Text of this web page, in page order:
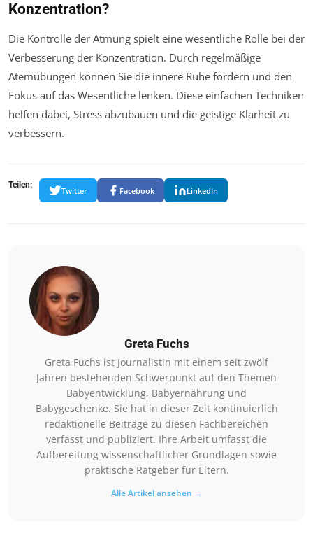
Konzentration?
Die Kontrolle der Atmung spielt eine wesentliche Rolle bei der
Verbesserung der Konzentration. Durch regelmäßige
Atemübungen können Sie die innere Ruhe fördern und den
Fokus auf das Wesentliche lenken. Diese einfachen Techniken
helfen dabei, Stress abzubauen und die geistige Klarheit zu
verbessern.
Teilen:
Twitter Facebook LinkedIn
Greta Fuchs
Greta Fuchs ist Journalistin mit einem seit zwölf
Jahren bestehenden Schwerpunkt auf den Themen
Babyentwicklung, Babyernährung und
Babygeschenke. Sie hat in dieser Zeit kontinuierlich
redaktionelle Beiträge zu diesen Fachbereichen
verfasst und publiziert. Ihre Arbeit umfasst die
Aufbereitung wissenschaftlicher Grundlagen sowie
praktische Ratgeber für Eltern.
Alle Artikel ansehen →